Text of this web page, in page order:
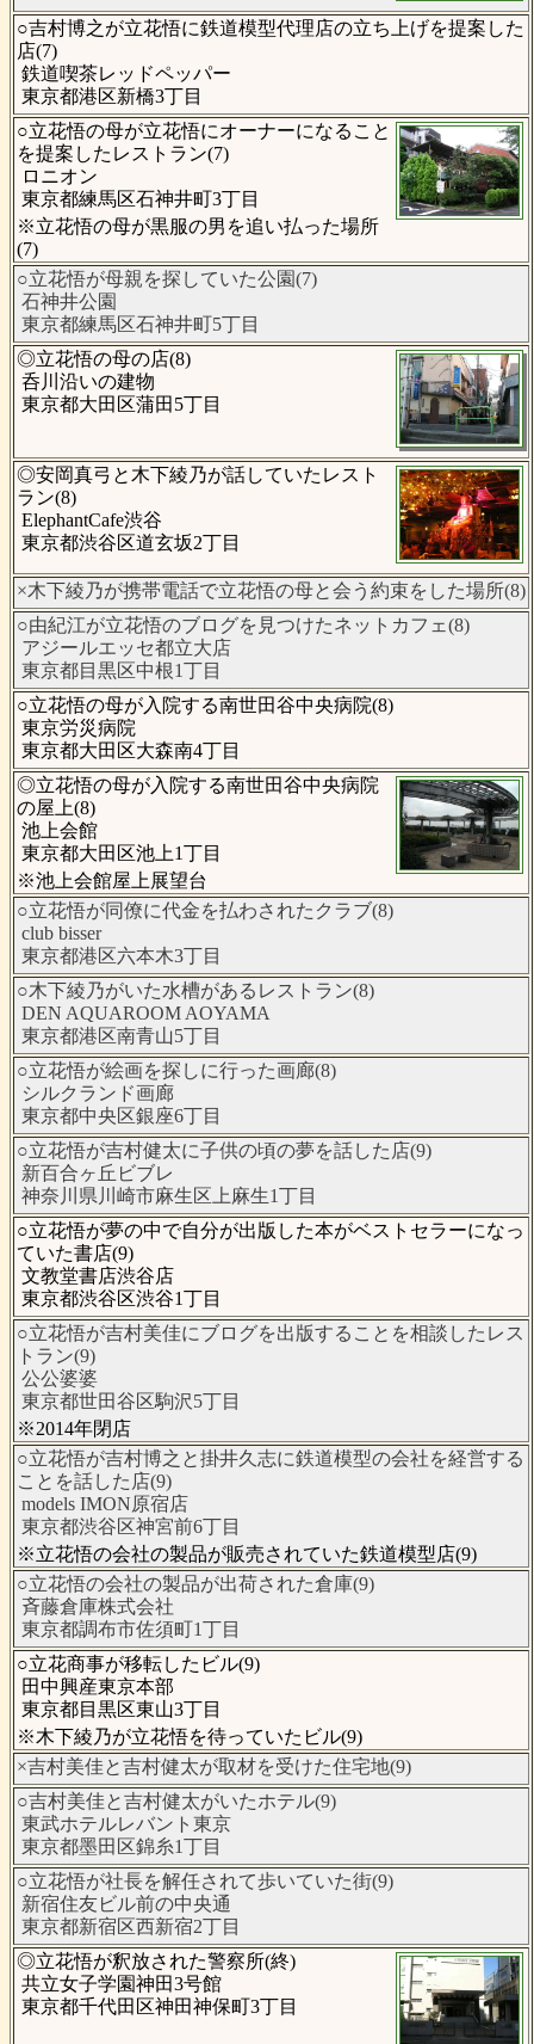
○吉村博之が立花悟に鉄道模型代理店の立ち上げを提案した
店(7)
鉄道喫茶レッドペッパー
東京都港区新橋3丁目
○立花悟の母が立花悟にオーナーになること
を提案したレストラン(7)
ロニオン
東京都練馬区石神井町3丁目
※立花悟の母が黒服の男を追い払った場所
(7)
○立花悟が母親を探していた公園(7)
石神井公園
東京都練馬区石神井町5丁目
◎立花悟の母の店(8)
呑川沿いの建物
東京都大田区蒲田5丁目
◎安岡真弓と木下綾乃が話していたレスト
ラン(8)
ElephantCafe渋谷
東京都渋谷区道玄坂2丁目
×木下綾乃が携帯電話で立花悟の母と会う約束をした場所(8)
○由紀江が立花悟のブログを見つけたネットカフェ(8)
アジールエッセ都立大店
東京都目黒区中根1丁目
○立花悟の母が入院する南世田谷中央病院(8)
東京労災病院
東京都大田区大森南4丁目
◎立花悟の母が入院する南世田谷中央病院
の屋上(8)
池上会館
東京都大田区池上1丁目
※池上会館屋上展望台
○立花悟が同僚に代金を払わされたクラブ(8)
club bisser
東京都港区六本木3丁目
○木下綾乃がいた水槽があるレストラン(8)
DEN AQUAROOM AOYAMA
東京都港区南青山5丁目
○立花悟が絵画を探しに行った画廊(8)
シルクランド画廊
東京都中央区銀座6丁目
○立花悟が吉村健太に子供の頃の夢を話した店(9)
新百合ヶ丘ビブレ
神奈川県川崎市麻生区上麻生1丁目
○立花悟が夢の中で自分が出版した本がベストセラーになっ
ていた書店(9)
文教堂書店渋谷店
東京都渋谷区渋谷1丁目
○立花悟が吉村美佳にブログを出版することを相談したレス
トラン(9)
公公婆婆
東京都世田谷区駒沢5丁目
※2014年閉店
○立花悟が吉村博之と掛井久志に鉄道模型の会社を経営する
ことを話した店(9)
models IMON原宿店
東京都渋谷区神宮前6丁目
※立花悟の会社の製品が販売されていた鉄道模型店(9)
○立花悟の会社の製品が出荷された倉庫(9)
斉藤倉庫株式会社
東京都調布市佐須町1丁目
○立花商事が移転したビル(9)
田中興産東京本部
東京都目黒区東山3丁目
※木下綾乃が立花悟を待っていたビル(9)
×吉村美佳と吉村健太が取材を受けた住宅地(9)
○吉村美佳と吉村健太がいたホテル(9)
東武ホテルレバント東京
東京都墨田区錦糸1丁目
○立花悟が社長を解任されて歩いていた街(9)
新宿住友ビル前の中央通
東京都新宿区西新宿2丁目
◎立花悟が釈放された警察所(終)
共立女子学園神田3号館
東京都千代田区神田神保町3丁目